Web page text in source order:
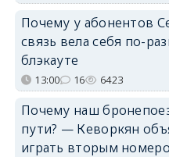
Почему у абонентов
связь вела себя по-
блэкауте
13:00 16 6423
Почему наш
пути? — Кеворкян
играть вторым